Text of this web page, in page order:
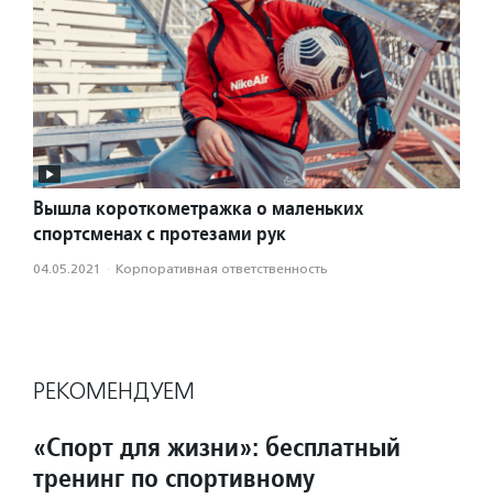
Вышла короткометражка о маленьких
спортсменах с протезами рук
04.05.2021 · Корпоративная ответственность
РЕКОМЕНДУЕМ
«Спорт для жизни»: бесплатный
тренинг по спортивному